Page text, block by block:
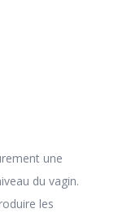
une
du vagin.
les